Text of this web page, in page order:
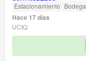
Estacionamiento Bodega
Hace 17 días
UCIQ